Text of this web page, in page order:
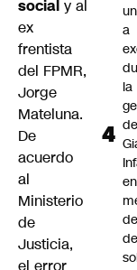
social y al
ex
frentista
del FPMR,
Jorge
Mateluna.
De
acuerdo
al
Ministerio
de
Justicia,
el error
a
la
de
en
de